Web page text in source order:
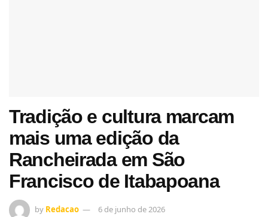
Tradição e cultura marcam
mais uma edição da
Rancheirada em São
Francisco de Itabapoana
by Redacao 6 de junho de 2026